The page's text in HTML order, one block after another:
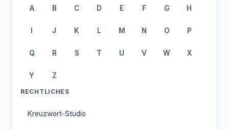
A B C D E F G H
I J K L M N O P
Q R S T U V W X
Y Z
RECHTLICHES
Kreuzwort-Studio